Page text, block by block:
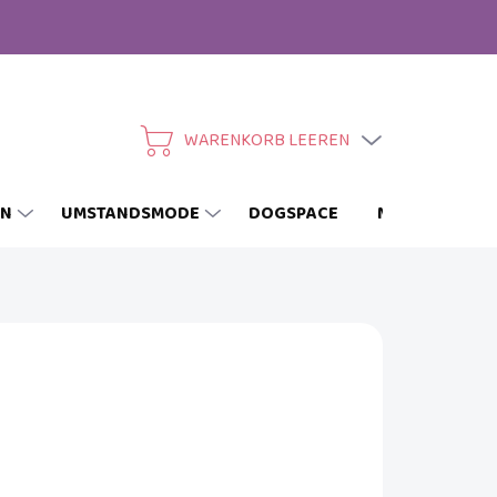
WARENKORB
WARENKORB LEEREN
UMSTANDSMODE DOGSPACE MARKEN